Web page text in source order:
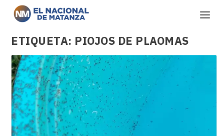
ETIQUETA: PIOJOS DE PLAOMAS